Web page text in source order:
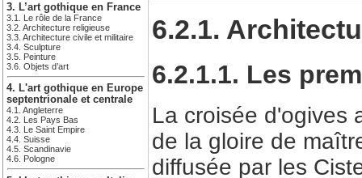
3. L’art gothique en France
3.1. Le rôle de la France
3.2. Architecture religieuse
3.3. Architecture civile et militaire
3.4. Sculpture
3.5. Peinture
3.6. Objets d’art
4. L'art gothique en Europe
septentrionale et centrale
4.1. Angleterre
4.2. Les Pays Bas
4.3. Le Saint Empire
4.4. Suisse
4.5. Scandinavie
4.6. Pologne
6.2.1.
6.2.1.1. Les
La croisée d'ogives
de la gloire de
diffusée par les